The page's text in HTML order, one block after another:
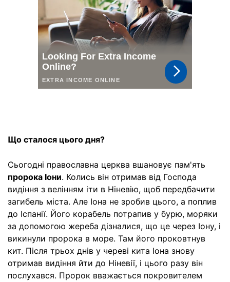
Що сталося цього дня?
Сьогодні православна церква вшановує пам'ять
пророка Іони. Колись він отримав від Господа
видіння з велінням іти в Ніневію, щоб передбачити
загибель міста. Але Іона не зробив цього, а поплив
до Іспанії. Його корабель потрапив у бурю, моряки
за допомогою жереба дізналися, що це через Іону, і
викинули пророка в море. Там його проковтнув
кит. Після трьох днів у череві кита Іона знову
отримав видіння йти до Ніневії, і цього разу він
послухався. Пророк вважається покровителем